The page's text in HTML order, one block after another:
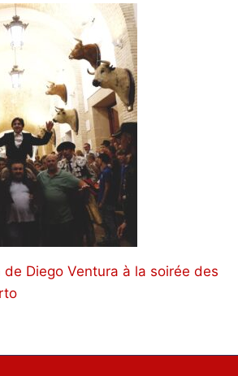
de Diego Ventura à la soirée des